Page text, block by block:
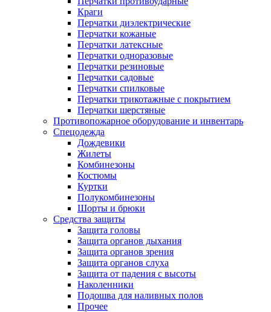
Краги
Перчатки диэлектрические
Перчатки кожаные
Перчатки латексные
Перчатки одноразовые
Перчатки резиновые
Перчатки садовые
Перчатки спилковые
Перчатки трикотажные с покрытием
Перчатки шерстяные
Противопожарное оборудование и инвентарь
Спецодежда
Дождевики
Жилеты
Комбинезоны
Костюмы
Куртки
Полукомбинезоны
Шорты и брюки
Средства защиты
Защита головы
Защита органов дыхания
Защита органов зрения
Защита органов слуха
Защита от падения с высоты
Наколенники
Подошва для наливных полов
Прочее